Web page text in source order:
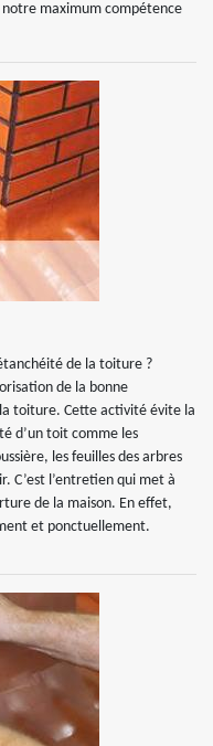
maximum compétence
de la toiture ?
de la bonne
toiture. Cette activité évite la
d’un toit comme les
les feuilles des arbres
C’est l’entretien qui met à
de la maison. En effet,
et ponctuellement.